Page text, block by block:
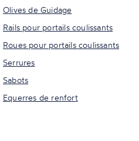
Olives de Guidage
Rails pour portails coulissants
Roues pour portails coulissants
Serrures
Sabots
Equerres de renfort